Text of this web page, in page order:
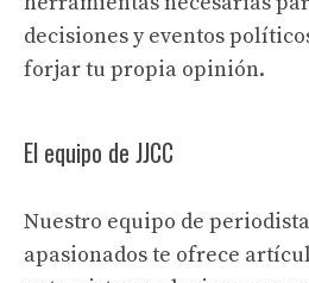
decisiones y eventos
forjar tu propia opinión.
El equipo de JJCC
Nuestro equipo de
apasionados te ofrece